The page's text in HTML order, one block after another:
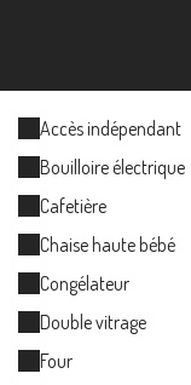
Accès indépendant
Bouilloire électrique
Cafetière
Chaise haute bébé
Congélateur
Double vitrage
Four